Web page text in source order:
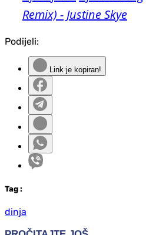
Remix) - Justine Skye
Podijeli:
Link je kopiran!
Tag :
dinja